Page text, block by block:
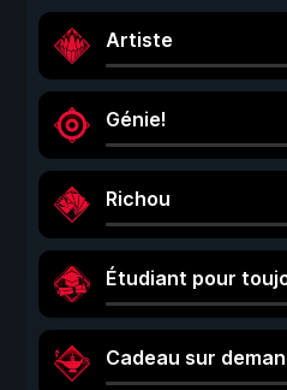
Artiste
Génie!
Richou
Étudiant pour
Cadeau sur